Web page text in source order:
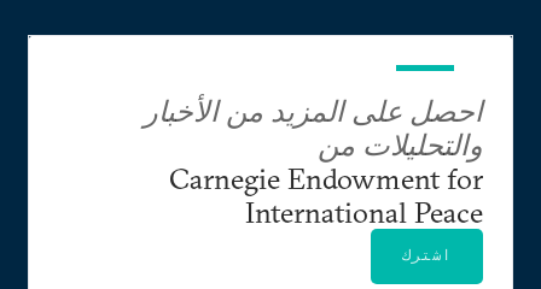
احصل على المزيد من الأخبار
والتحليلات من
Carnegie Endowment for
International Peace
اشترك